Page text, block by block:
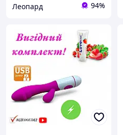
Леопард 94%